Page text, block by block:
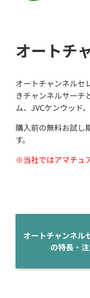
オートチ
オートチャンネルセ
きチャンネルサーチ
ム、JVCケンウッド
購入前の無料お試し
す。
※当社ではアマチュ
オートチャンネル
の特長・